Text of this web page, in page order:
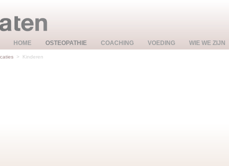
HOME OSTEOPATHIE COACHING VOEDING WIE WE ZIJN
> Kinderen